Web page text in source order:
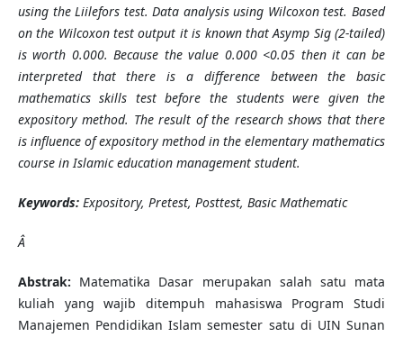
using the Liilefors test. Data analysis using Wilcoxon test. Based
on the Wilcoxon test output it is known that Asymp Sig (2-tailed)
is worth 0.000. Because the value 0.000 <0.05 then it can be
interpreted that there is a difference between the basic
mathematics skills test before the students were given the
expository method. The result of the research shows that there
is influence of expository method in the elementary mathematics
course in Islamic education management student.
Keywords: Expository, Pretest, Posttest, Basic Mathematic
Â
Abstrak: Matematika Dasar merupakan salah satu mata
kuliah yang wajib ditempuh mahasiswa Program Studi
Manajemen Pendidikan Islam semester satu di UIN Sunan